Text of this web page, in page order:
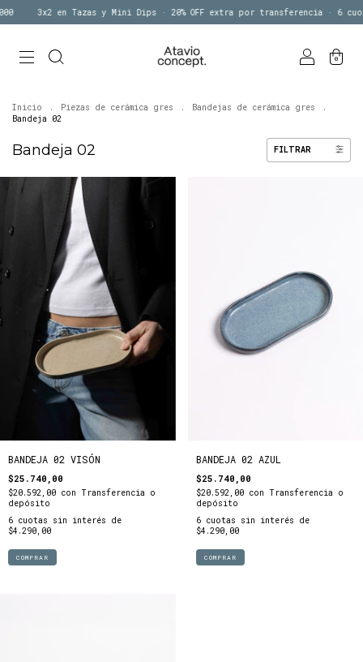
3x2 en Tazas y Mini Dips · 20% OFF extra por transferencia · 6
0
Inicio . Piezas de cerámica gres . Bandejas de cerámica gres
.
Bandeja 02
Bandeja 02 FILTRAR
BANDEJA 02 VISÓN
$25.740,00
$20.592,00 con Transferencia o
depósito
6 cuotas sin interés de
$4.290,00
COMPRAR
BANDEJA 02 AZUL
$25.740,00
$20.592,00 con Transferencia o
depósito
6 cuotas sin interés de
$4.290,00
COMPRAR